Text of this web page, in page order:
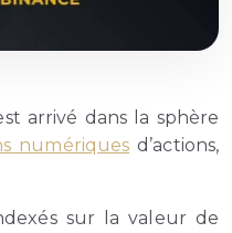
arrivé dans la sphère
numériques d’actions,
sur la valeur de